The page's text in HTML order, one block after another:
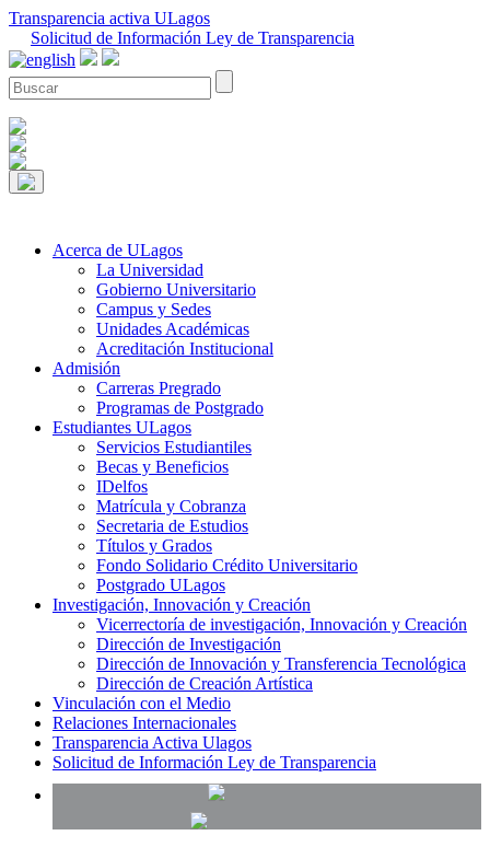
Transparencia activa ULagos
Solicitud de Información Ley de Transparencia
Acerca de ULagos
La Universidad
Gobierno Universitario
Campus y Sedes
Unidades Académicas
Acreditación Institucional
Admisión
Carreras Pregrado
Programas de Postgrado
Estudiantes ULagos
Servicios Estudiantiles
Becas y Beneficios
IDelfos
Matrícula y Cobranza
Secretaria de Estudios
Títulos y Grados
Fondo Solidario Crédito Universitario
Postgrado ULagos
Investigación, Innovación y Creación
Vicerrectoría de investigación, Innovación y Creación
Dirección de Investigación
Dirección de Innovación y Transferencia Tecnológica
Dirección de Creación Artística
Vinculación con el Medio
Relaciones Internacionales
Transparencia Activa Ulagos
Solicitud de Información Ley de Transparencia